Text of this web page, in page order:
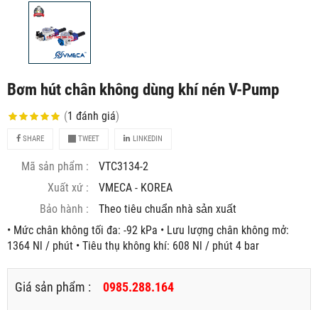
Bơm hút chân không dùng khí nén V-Pump
(1 đánh giá)
SHARE TWEET LINKEDIN
Mã sản phẩm :
VTC3134-2
Xuất xứ :
VMECA - KOREA
Bảo hành :
Theo tiêu chuẩn nhà sản xuất
• Mức chân không tối đa: -92 kPa • Lưu lượng chân không mở:
1364 Nl / phút • Tiêu thụ không khí: 608 Nl / phút 4 bar
Giá sản phẩm : 0985.288.164